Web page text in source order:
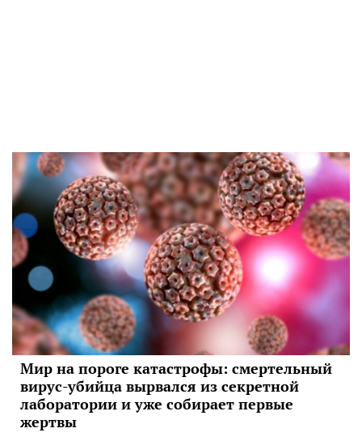
Мир на пороге катастрофы: смертельный
вирус-убийца вырвался из секретной
лаборатории и уже собирает первые
жертвы